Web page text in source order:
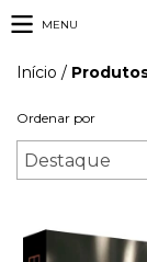
MENU
Início /
Ordenar por